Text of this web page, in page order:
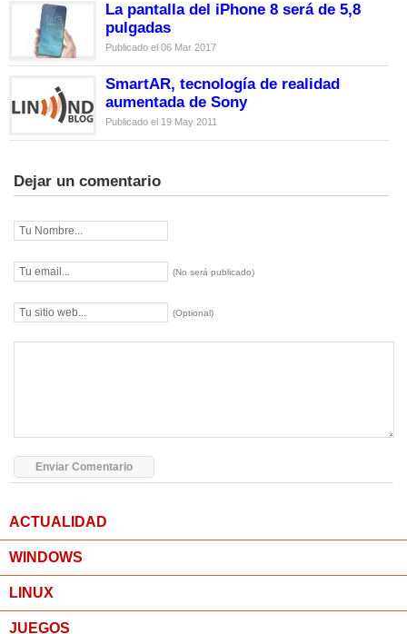
La pantalla del iPhone 8 será de 5,8
pulgadas
Publicado el 06 Mar 2017
SmartAR, tecnología de realidad
aumentada de Sony
Publicado el 19 May 2011
Dejar un comentario
(No será publicado)
(Optional)
ACTUALIDAD
WINDOWS
LINUX
JUEGOS